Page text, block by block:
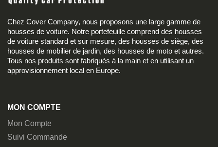
Chez Cover Company, nous proposons une large gamme de
housses de voiture. Notre portefeuille comprend des housses
de voiture standard et sur mesure, des housses de siège, des
housses de mobilier de jardin, des housses de moto et autres.
Tous nos produits sont fabriqués à la main et en utilisant un
approvisionnement local en Europe.
MON COMPTE
Mon Compte
Suivi Commande